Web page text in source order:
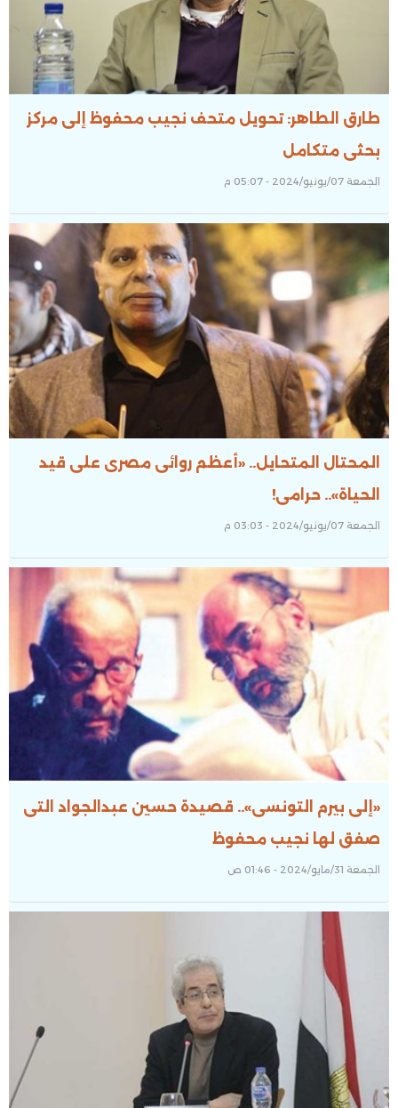
طارق الطاهر: تحويل متحف نجيب محفوظ إلى مركز
بحثى متكامل
الجمعة 07/يونيو/2024 - 05:07 م
المحتال المتحايل.. «أعظم روائى مصرى على قيد
الحياة».. حرامى!
الجمعة 07/يونيو/2024 - 03:03 م
«إلى بيرم التونسى».. قصيدة حسين عبدالجواد التى
صفق لها نجيب محفوظ
الجمعة 31/مايو/2024 - 01:46 ص